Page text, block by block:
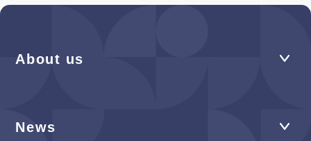
About us
News